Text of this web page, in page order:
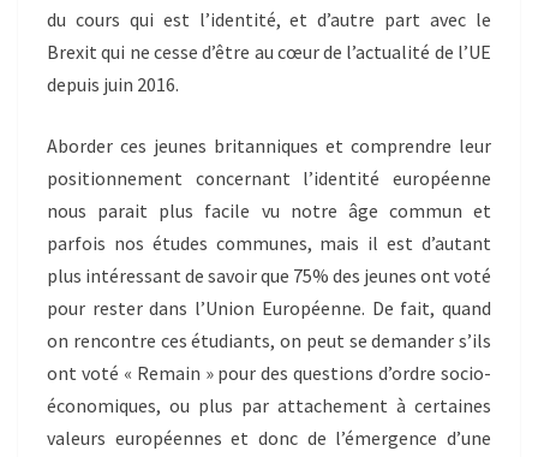
du cours qui est l’identité, et d’autre part avec le
Brexit qui ne cesse d’être au cœur de l’actualité de l’UE
depuis juin 2016.
Aborder ces jeunes britanniques et comprendre leur
positionnement concernant l’identité européenne
nous parait plus facile vu notre âge commun et
parfois nos études communes, mais il est d’autant
plus intéressant de savoir que 75% des jeunes ont voté
pour rester dans l’Union Européenne. De fait, quand
on rencontre ces étudiants, on peut se demander s’ils
ont voté « Remain » pour des questions d’ordre socio-
économiques, ou plus par attachement à certaines
valeurs européennes et donc de l’émergence d’une